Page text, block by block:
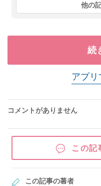
他の
続
アプリ
コメントがありません
この記
この記事の著者